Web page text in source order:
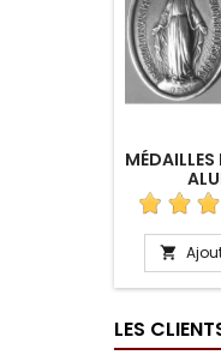
MÉDAILLES

LES